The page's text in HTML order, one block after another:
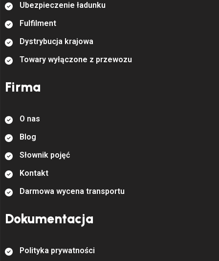
U bezpieczenie ładun ku
Fu f ment
Dystrybucja krajowa
Towary wyłączone z przewozu
Firma
O nas
B og
Słowni k pojęć
Kontakt
Darmowa wycena transportu
Dokumentacja
Po ityka prywatności